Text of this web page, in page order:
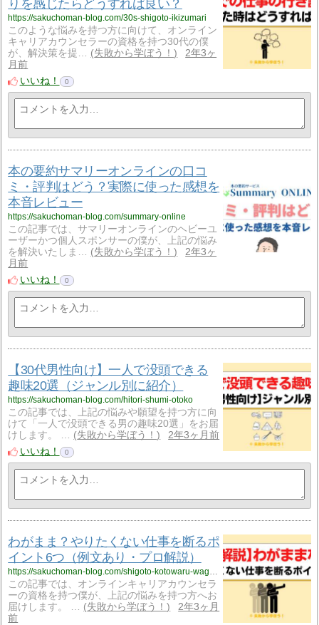
りを感じたらどうすれば良い？
https://sakuchoman-blog.com/30s-shigoto-ikizumari
このような悩みを持つ方に向けて、オンライン
キャリアカウンセラーの資格を持つ30代の僕
が、解決策を提…
失敗から学ぼう！
2年3ヶ
月前
いいね！
0
本の要約サマリーオンラインの口コ
ミ・評判はどう？実際に使った感想を
本音レビュー
https://sakuchoman-blog.com/summary-online
この記事では、サマリーオンラインのヘビーユ
ーザーかつ個人スポンサーの僕が、上記の悩み
を解決いたしま…
失敗から学ぼう！
2年3ヶ
月前
いいね！
0
【30代男性向け】一人で没頭できる
趣味20選（ジャンル別に紹介）
https://sakuchoman-blog.com/hitori-shumi-otoko
この記事では、上記の悩みや願望を持つ方に向
けて「一人で没頭できる男の趣味20選」をお届
けします。 …
失敗から学ぼう！
2年3ヶ月前
いいね！
0
わがまま？やりたくない仕事を断るポ
イント6つ（例文あり・プロ解説）
https://sakuchoman-blog.com/shigoto-kotowaru-wagamama
この記事では、オンラインキャリアカウンセラ
ーの資格を持つ僕が、上記の悩みを持つ方へお
届けします。 …
失敗から学ぼう！
2年3ヶ月
前